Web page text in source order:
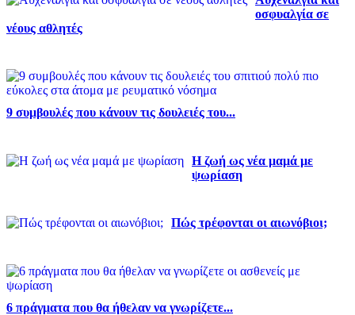
οσφυαλγία σε
νέους αθλητές
9 συμβουλές που κάνουν τις δουλειές του...
Η ζωή ως νέα μαμά με
ψωρίαση
Πώς τρέφονται οι αιωνόβιοι;
6 πράγματα που θα ήθελαν να γνωρίζετε...